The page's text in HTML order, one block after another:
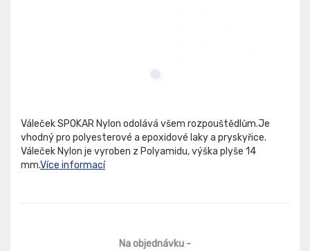
Váleček SPOKAR Nylon odolává všem rozpouštědlům.Je
vhodný pro polyesterové a epoxidové laky a pryskyřice.
Váleček Nylon je vyroben z Polyamidu, výška plyše 14
mm.Více informací
Na objednávku -